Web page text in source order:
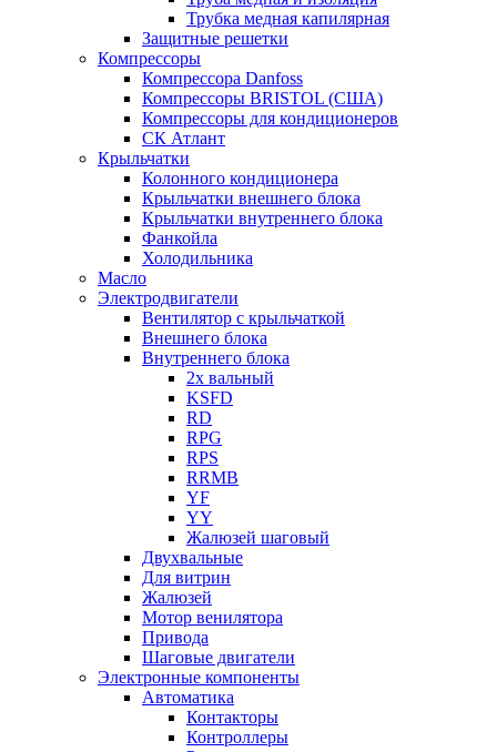
Трубка медная капилярная
Защитные решетки
Компрессоры
Компрессора Danfoss
Компрессоры BRISTOL (США)
Компрессоры для кондиционеров
СК Атлант
Крыльчатки
Колонного кондиционера
Крыльчатки внешнего блока
Крыльчатки внутреннего блока
Фанкойла
Холодильника
Масло
Электродвигатели
Вентилятор с крыльчаткой
Внешнего блока
Внутреннего блока
2х вальный
KSFD
RD
RPG
RPS
RRMB
YF
YY
Жалюзей шаговый
Двухвальные
Для витрин
Жалюзей
Мотор венилятора
Привода
Шаговые двигатели
Электронные компоненты
Автоматика
Контакторы
Контроллеры